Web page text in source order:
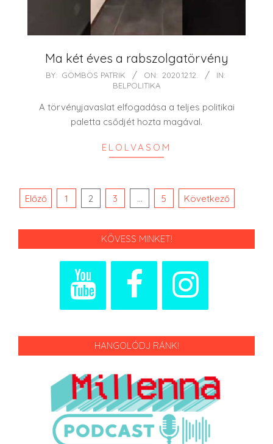
Ma két éves a rabszolgatörvény
2020-BY: GÖMBÖS PATRIK ON: 2020.12.12.
IN:
BELPOLITIKA
A törvényjavaslat elfogadása a teljes politikai
paletta csődjét hozta magával.
ELOLVASOM
Bejegyzések
Előző 1 2 3 … 5 Következő
KÖVESS MINKET!
HANGOLÓDJ RÁNK!